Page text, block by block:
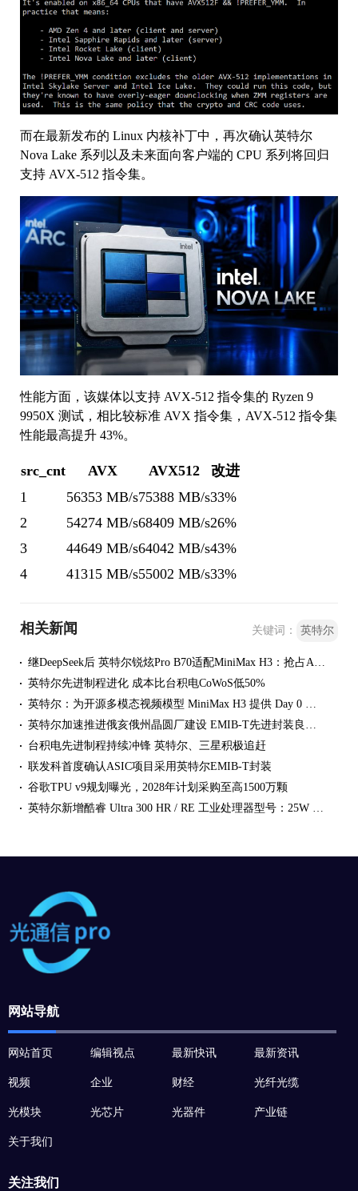
而在最新发布的 Linux 内核补丁中，再次确认英特尔
Nova Lake 系列以及未来面向客户端的 CPU 系列将回归
支持 AVX-512 指令集。
性能方面，该媒体以支持 AVX-512 指令集的 Ryzen 9
9950X 测试，相比较标准 AVX 指令集，AVX-512 指令集
性能最高提升 43%。
src_cnt AVX AVX512
改进
1
56353 MB/s75388 MB/s33%
2
54274 MB/s68409 MB/s26%
3
44649 MB/s64042 MB/s43%
4
41315 MB/s55002 MB/s33%
相关新闻 关键词： 英特尔
英特尔先进制程进化 成本比台积电CoWoS低50%
台积电先进制程持续冲锋 英特尔、三星积极追赶
联发科首度确认ASIC项目采用英特尔EMIB-T封装
谷歌TPU v9规划曝光，2028年计划采购至高1500万颗
网站导航
网站首页 编辑视点 最新快讯 最新资讯
视频 企业 财经 光纤光缆
光模块 光芯片 光器件 产业链
关于我们
关注我们